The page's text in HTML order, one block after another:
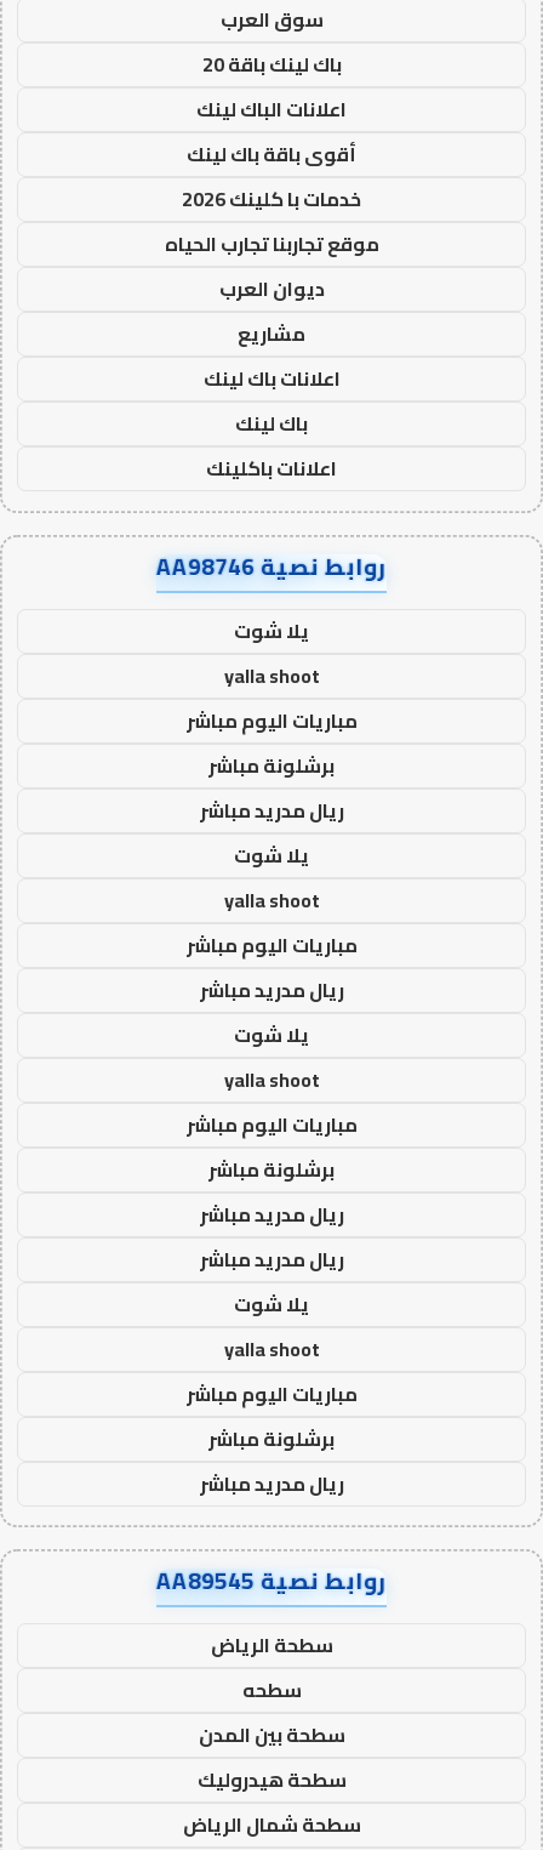
سوق العرب
باك لينك باقة 20
اعلانات الباك لينك
أقوى باقة باك لينك
خدمات با كلينك 2026
موقع تجاربنا تجارب الحياه
ديوان العرب
مشاريع
اعلانات باك لينك
باك لينك
اعلانات باكلينك
روابط نصية AA98746
يلا شوت
yalla shoot
مباريات اليوم مباشر
برشلونة مباشر
ريال مدريد مباشر
يلا شوت
yalla shoot
مباريات اليوم مباشر
ريال مدريد مباشر
يلا شوت
yalla shoot
مباريات اليوم مباشر
برشلونة مباشر
ريال مدريد مباشر
ريال مدريد مباشر
يلا شوت
yalla shoot
مباريات اليوم مباشر
برشلونة مباشر
ريال مدريد مباشر
روابط نصية AA89545
سطحة الرياض
سطحه
سطحة بين المدن
سطحة هيدروليك
سطحة شمال الرياض